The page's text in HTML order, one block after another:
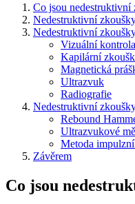
Co jsou nedestruktivní
Nedestruktivní
Nedestruktivní
Vizuální kontrola
Kapilární
Magnetická
Ultrazvuk
Radiografie
Nedestruktivní
Rebound
Ultrazvukové
Metoda
Závěrem
Co jsou